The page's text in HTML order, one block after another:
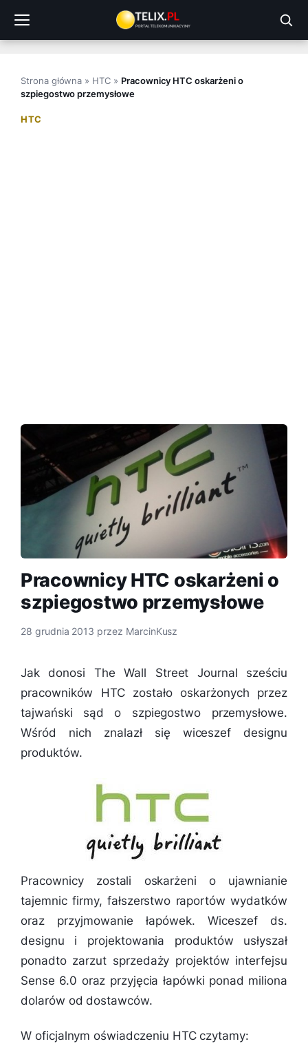
treści
Strona główna » HTC » Pracownicy HTC oskarżeni o
szpiegostwo przemysłowe
HTC
Pracownicy HTC oskarżeni o
szpiegostwo przemysłowe
28 grudnia 2013 przez MarcinKusz
Jak donosi The Wall Street Journal sześciu
pracowników HTC zostało oskarżonych przez
tajwański sąd o szpiegostwo przemysłowe.
Wśród nich znalazł się wiceszef designu
produktów.
Pracownicy zostali oskarżeni o ujawnianie
tajemnic firmy, fałszerstwo raportów wydatków
oraz przyjmowanie łapówek. Wiceszef ds.
designu i projektowania produktów usłyszał
ponadto zarzut sprzedaży projektów interfejsu
Sense 6.0 oraz przyjęcia łapówki ponad miliona
dolarów od dostawców.
W oficjalnym oświadczeniu HTC czytamy: